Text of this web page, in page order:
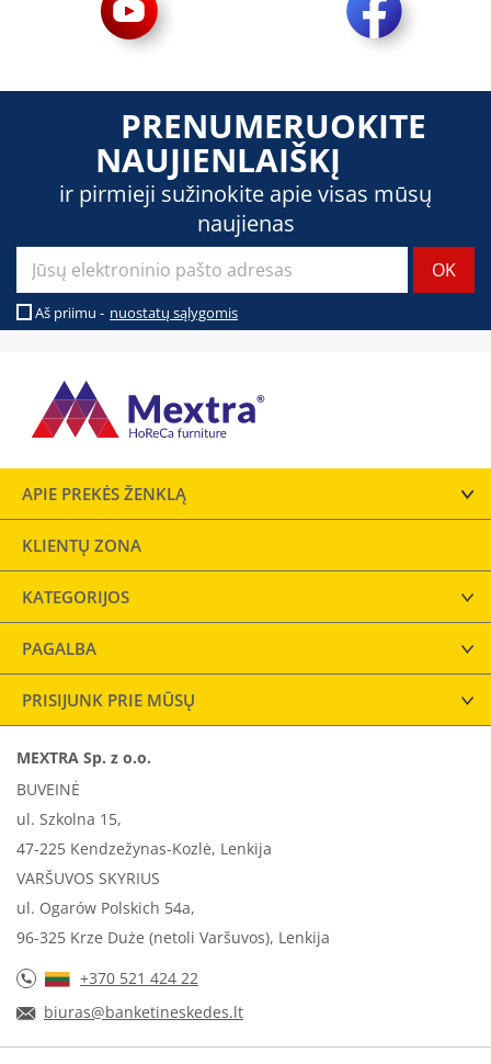
PRENUMERUOKITE
NAUJIENLAIŠKĮ
ir pirmieji sužinokite apie visas mūsų
naujienas
Aš priimu - nuostatų sąlygomis
APIE PREKĖS ŽENKLĄ
KLIENTŲ ZONA
KATEGORIJOS
PAGALBA
PRISIJUNK PRIE MŪSŲ
MEXTRA Sp. z o.o.
BUVEINĖ
ul. Szkolna 15,
47-225 Kendzežynas-Kozlė, Lenkija
VARŠUVOS SKYRIUS
ul. Ogarów Polskich 54a,
96-325 Krze Duże (netoli Varšuvos), Lenkija
+370 521 424 22
biuras@banketineskedes.lt